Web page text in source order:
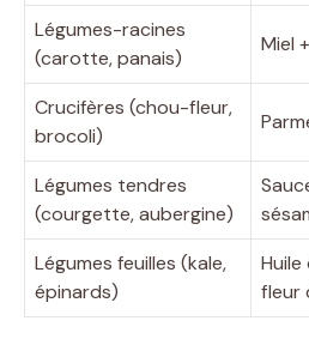
Légumes-racines
(carotte, panais)
Miel
Crucifères (chou-fleur,
brocoli)
Légumes tendres
(courgette, aubergine)
Légumes feuilles (kale,
épinards)
Huile
fleur